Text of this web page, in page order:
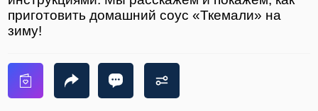
приготовить домашний соус «Ткемали» на
зиму!